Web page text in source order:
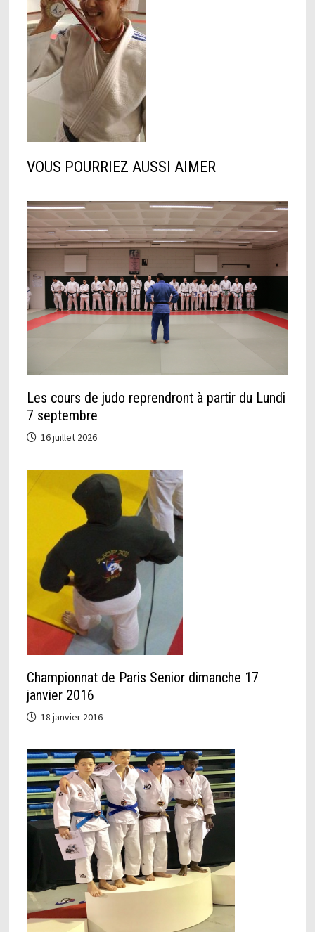
VOUS POURRIEZ AUSSI AIMER
Les cours de judo reprendront à partir du Lundi
7 septembre
16 juillet 2026
Championnat de Paris Senior dimanche 17
janvier 2016
18 janvier 2016